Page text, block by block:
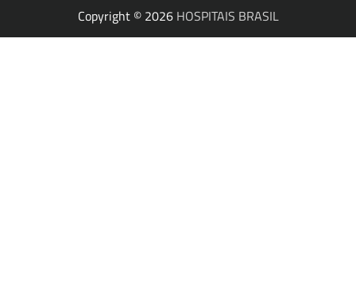
Copyright © 2026 HOSPITAIS BRASIL